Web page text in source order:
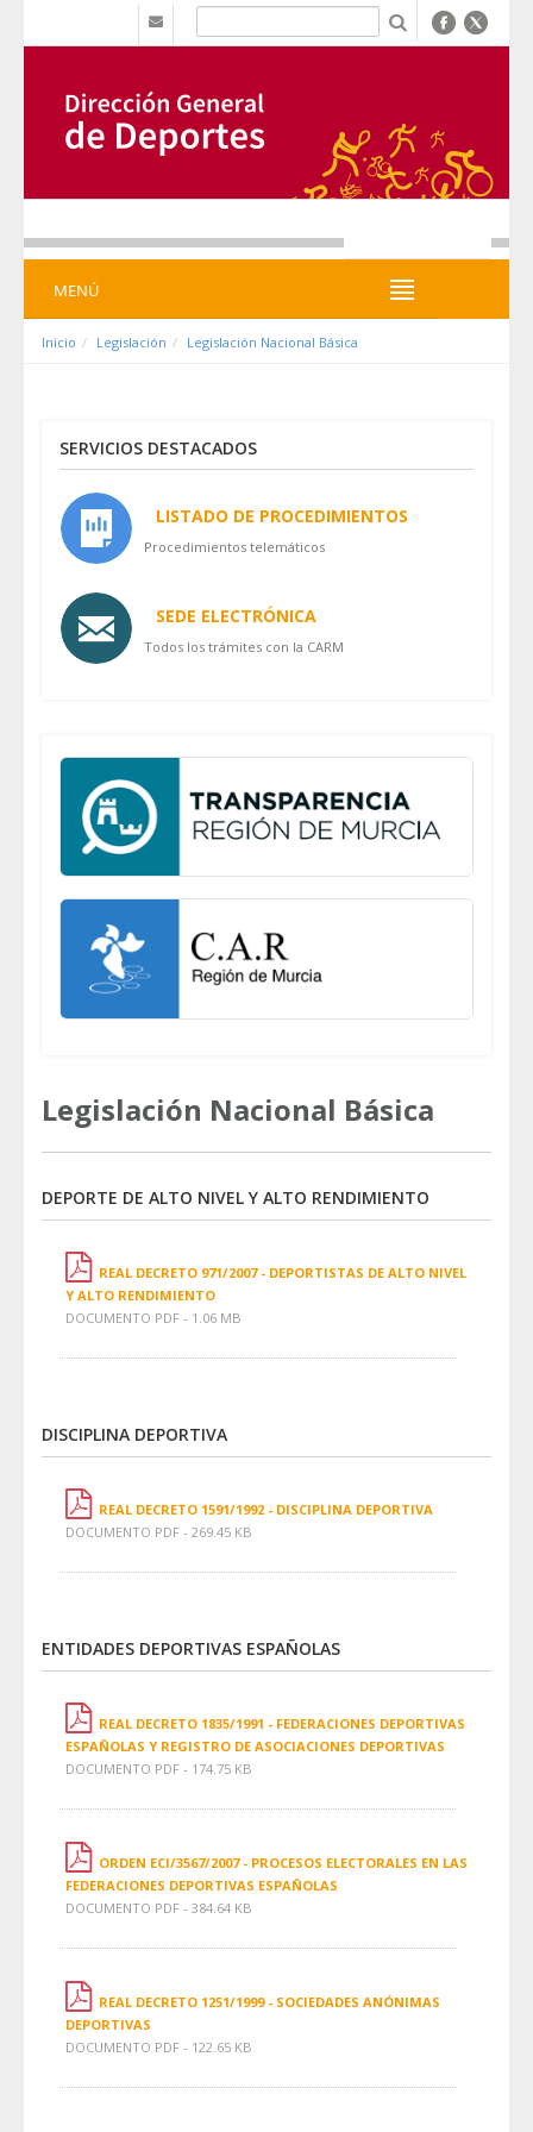
Ugrás a tartalomhoz
MENÚ
Inicio Legislación Legislación Nacional Básica
SERVICIOS DESTACADOS
LISTADO DE PROCEDIMIENTOS
Procedimientos telemáticos
SEDE ELECTRÓNICA
Todos los trámites con la CARM
Legislación Nacional Básica
DEPORTE DE ALTO NIVEL Y ALTO RENDIMIENTO
REAL DECRETO 971/2007 - DEPORTISTAS DE ALTO NIVEL
Y ALTO RENDIMIENTO
DOCUMENTO PDF - 1.06 MB
DISCIPLINA DEPORTIVA
REAL DECRETO 1591/1992 - DISCIPLINA DEPORTIVA
DOCUMENTO PDF - 269.45 KB
ENTIDADES DEPORTIVAS ESPAÑOLAS
REAL DECRETO 1835/1991 - FEDERACIONES DEPORTIVAS
ESPAÑOLAS Y REGISTRO DE ASOCIACIONES DEPORTIVAS
DOCUMENTO PDF - 174.75 KB
ORDEN ECI/3567/2007 - PROCESOS ELECTORALES EN LAS
FEDERACIONES DEPORTIVAS ESPAÑOLAS
DOCUMENTO PDF - 384.64 KB
REAL DECRETO 1251/1999 - SOCIEDADES ANÓNIMAS
DEPORTIVAS
DOCUMENTO PDF - 122.65 KB